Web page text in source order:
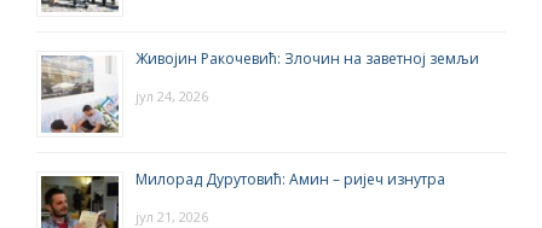
Живојин Ракочевић: Злочин на заветној земљи
јул 24, 2026
Милорад Дурутовић: Амин – ријеч изнутра
јул 21, 2026